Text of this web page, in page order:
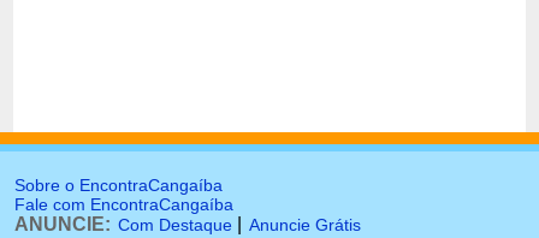
Sobre o EncontraCangaíba
Fale com EncontraCangaíba
ANUNCIE: Com Destaque Anuncie Grátis